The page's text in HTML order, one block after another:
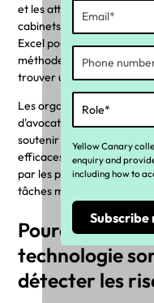
et les attentes des
cabinets d'avocats, qui se
Excel pour les révisions
méthodes manuelles et se
trouver une solution plus
Les organisations qui
d'avocats ou à des
soutenir les révisions
efficaces et ne veulent
par les personnes qui
tâches manuelles.
Pourquoi
technologie
détecter les
Yellow Canary
enquiry and
including how to